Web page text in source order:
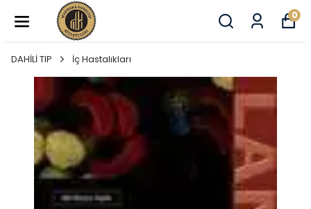
0
DAHİLİ TIP İç Hastalıkları